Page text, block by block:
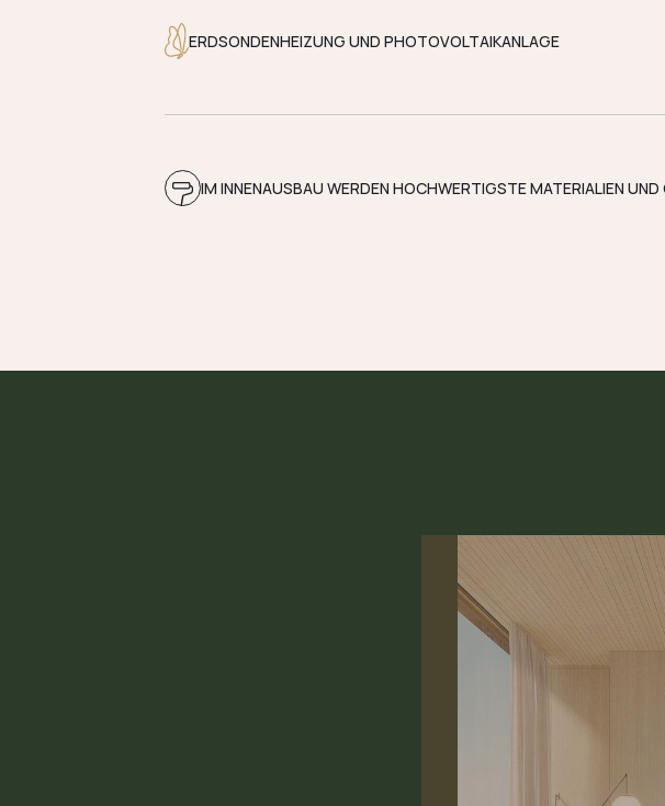
ERDSONDENHEIZUNG UND PHOTOVOLTAIKANLAGE
IM INNENAUSBAU WERDEN HOCHWERTIGSTE MATERIALIEN UND